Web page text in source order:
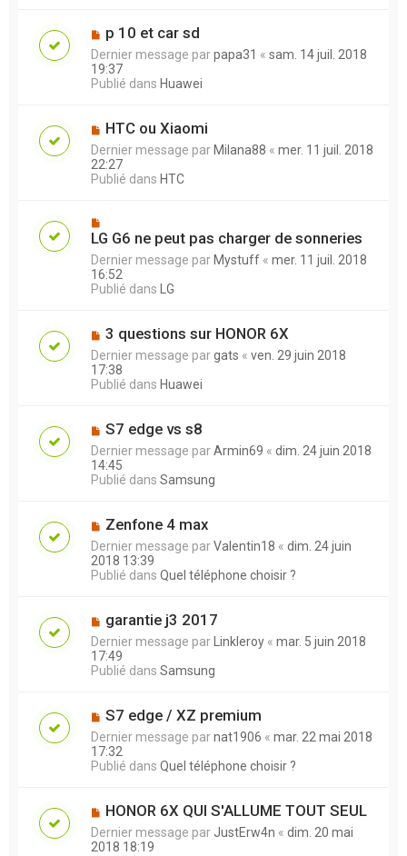
p 10 et car sd
Dernier message parpapa31 « sam. 14 juil. 2018
19:37
Publié dans Huawei
HTC ou Xiaomi
Dernier message parMilana88 « mer. 11 juil. 2018
22:27
Publié dans HTC
LG G6 ne peut pas charger de sonneries
Dernier message parMystuff « mer. 11 juil. 2018
16:52
Publié dans LG
3 questions sur HONOR 6X
Dernier message pargats « ven. 29 juin 2018
17:38
Publié dans Huawei
S7 edge vs s8
Dernier message parArmin69 « dim. 24 juin 2018
14:45
Publié dans Samsung
Zenfone 4 max
Dernier message parValentin18 « dim. 24 juin
2018 13:39
Publié dans Quel téléphone choisir ?
garantie j3 2017
Dernier message parLinkleroy « mar. 5 juin 2018
17:49
Publié dans Samsung
S7 edge / XZ premium
Dernier message parnat1906 « mar. 22 mai 2018
17:32
Publié dans Quel téléphone choisir ?
HONOR 6X QUI S'ALLUME TOUT SEUL
Dernier message par JustErw4n « dim. 20 mai
2018 18:19